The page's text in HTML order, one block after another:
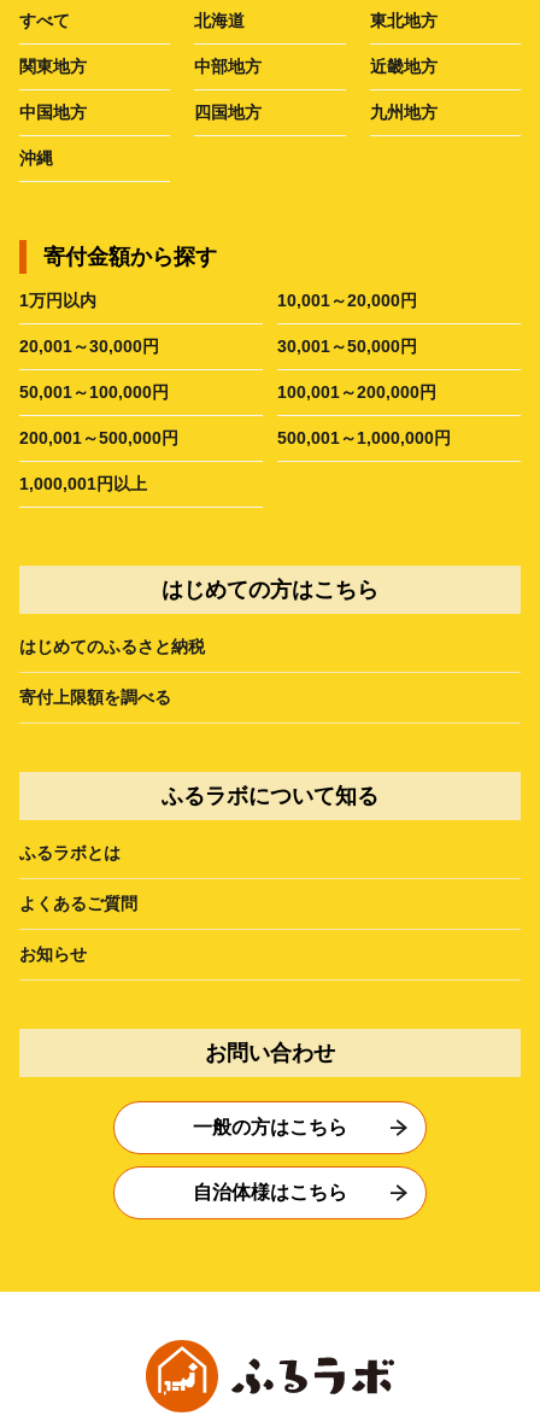
すべて 北海道 東北地方
関東地方 中部地方 近畿地方
中国地方 四国地方 九州地方
沖縄
寄付金額から探す
1万円以内 10,001～20,000円
20,001～30,000円 30,001～50,000円
50,001～100,000円 100,001～200,000円
200,001～500,000円 500,001～1,000,000円
1,000,001円以上
はじめての方はこちら
はじめてのふるさと納税
寄付上限額を調べる
ふるラボについて知る
ふるラボとは
よくあるご質問
お知らせ
お問い合わせ
一般の方はこちら
自治体様はこちら